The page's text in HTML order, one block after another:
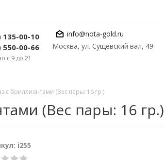
135-00-10
550-00-66
с 9 до 21
info@nota-gold.ru
Москва, ул. Сущевский вал, 49
с бриллиантами (Вес пары: 16 гр.)
(Вес пары: 16 гр.)
i255